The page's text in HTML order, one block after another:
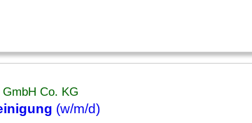
GmbH Co. KG
(w/m/d)